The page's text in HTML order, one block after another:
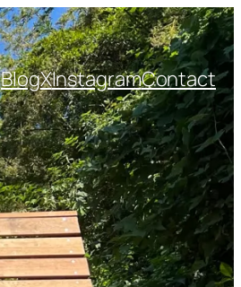
BlogXInstagramContact